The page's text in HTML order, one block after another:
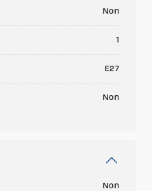
Non
1
E27
Non
Non